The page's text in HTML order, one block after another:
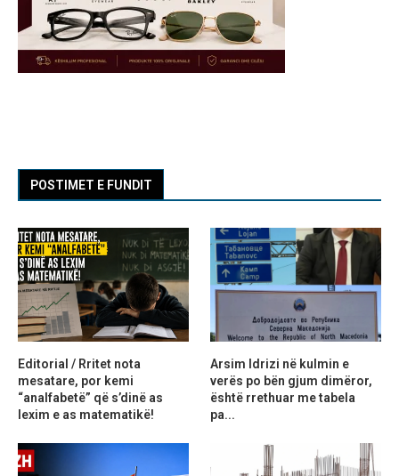
POSTIMET E FUNDIT
Editorial / Rritet nota
mesatare, por kemi
“analfabetë” që s’dinë as
lexim e as matematikë!
Arsim Idrizi në kulmin e
verës po bën gjum dimëror,
është rrethuar me tabela
pa...